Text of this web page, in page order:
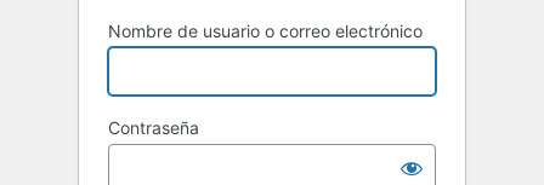
Nombre de usuario o correo electrónico
Contraseña